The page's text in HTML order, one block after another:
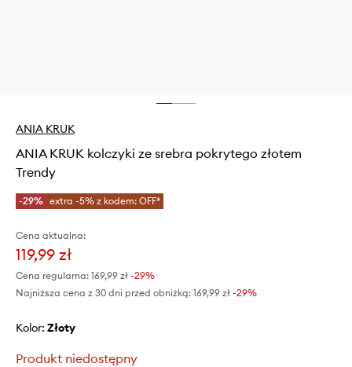
ANIA KRUK
ANIA KRUK kolczyki ze srebra pokrytego złotem
Trendy
-29% extra -5% z kodem: OFF*
Cena aktualna:
119,99 zł
Cena regularna: 169,99 zł -29%
Najniższa cena z 30 dni przed obniżką: 169,99 zł -29%
Kolor: złoty
Produkt niedostępny